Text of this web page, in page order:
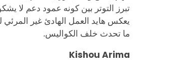
تبرز التوتر بين كونه عمود دعم لا
يعكس هايد العمل الهادئ غير المرئي
ما تحدث خلف الكواليس.
Kishou Arima